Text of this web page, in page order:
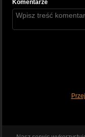
Komentarze